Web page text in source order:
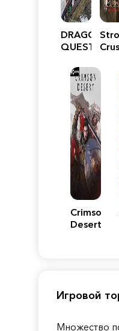
DRAGON
QUEST
Reimagined
Crimson
Desert
Игровой
Множество